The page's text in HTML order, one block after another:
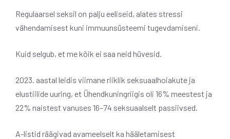
Regulaarsel seksil on palju eeliseid, alates stressi
vähendamisest kuni immuunsüsteemi tugevdamiseni.
Kuid selgub, et me kõik ei saa neid hüvesid.
2023. aastal leidis viimane riiklik seksuaalhoiakute ja
elustiilide uuring, et Ühendkuningriigis oli 16% meestest ja
22% naistest vanuses 16–74 seksuaalselt passiivsed.
A-listid räägivad avameelselt ka hääletamisest